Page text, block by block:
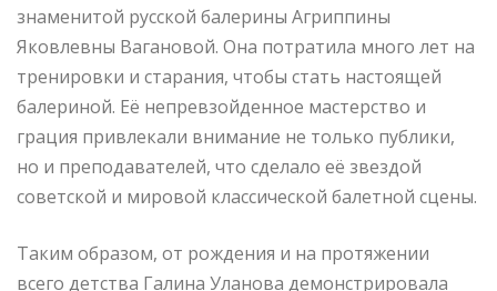
знаменитой русской балерины Агриппины
Яковлевны Вагановой. Она потратила много лет на
тренировки и старания, чтобы стать настоящей
балериной. Её непревзойденное мастерство и
грация привлекали внимание не только публики,
но и преподавателей, что сделало её звездой
советской и мировой классической балетной сцены.
Таким образом, от рождения и на протяжении
всего детства Галина Уланова демонстрировала